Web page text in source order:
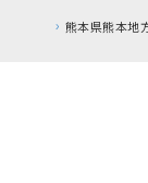
熊本県熊本地